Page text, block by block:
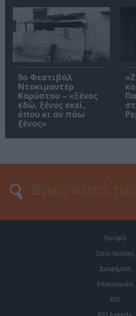
9ο Φεστιβάλ
Ντοκιμαντέρ
Καρύστου – «Ξένος
εδώ, ξένος εκεί,
όπου κι αν πάω
ξένος»
Προφίλ
Οροι Χρήσης
Διαφήμιση
Επικοινωνία
RSS